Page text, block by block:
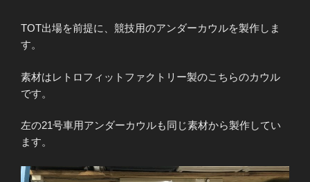
イ
ン
ア
ー
の
追
工”
TOT出場を前提に、競技用のアンダーカウルを製作しま
す。
素材はレトロフィットファクトリー製のこちらのカウル
です。
左の21号車用アンダーカウルも同じ素材から製作してい
ます。